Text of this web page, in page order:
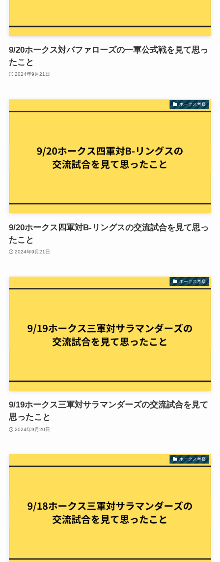
9/20ホークス対バファローズの一軍公式戦を見て思っ
たこと
2024年9月21日
ホークス考察
9/20ホークス四軍対B-リングスの交流試合を見て思っ
たこと
2024年9月21日
ホークス考察
9/19ホークス三軍対サラマンダーズの交流試合を見て
思ったこと
2024年9月20日
ホークス考察